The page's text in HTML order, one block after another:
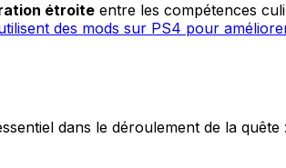
étroite entre les compétences
des mods sur PS4 pour
dans le déroulement de la quête :